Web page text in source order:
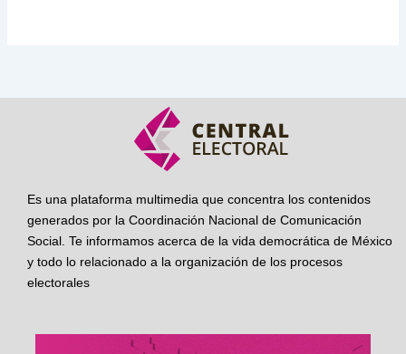
Es una plataforma multimedia que concentra los contenidos
generados por la Coordinación Nacional de Comunicación
Social. Te informamos acerca de la vida democrática de México
y todo lo relacionado a la organización de los procesos
electorales